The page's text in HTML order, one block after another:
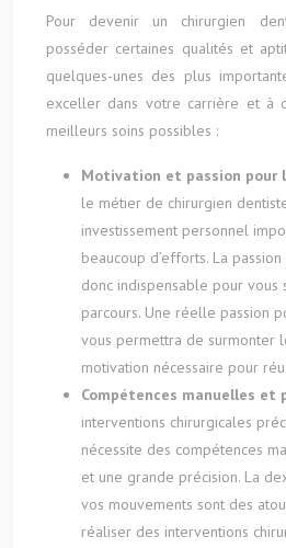
Pour devenir un chirurgien
posséder certaines qualités et
quelques-unes des plus
exceller dans votre carrière et à
meilleurs soins possibles :
Motivation et passion pour
le métier de chirurgien
investissement personnel
beaucoup d’efforts. La
donc indispensable pour vous
parcours. Une réelle passion
vous permettra de surmonter
motivation nécessaire pour
Compétences manuelles et
interventions chirurgicales
nécessite des compétences
et une grande précision. La
vos mouvements sont des
réaliser des interventions